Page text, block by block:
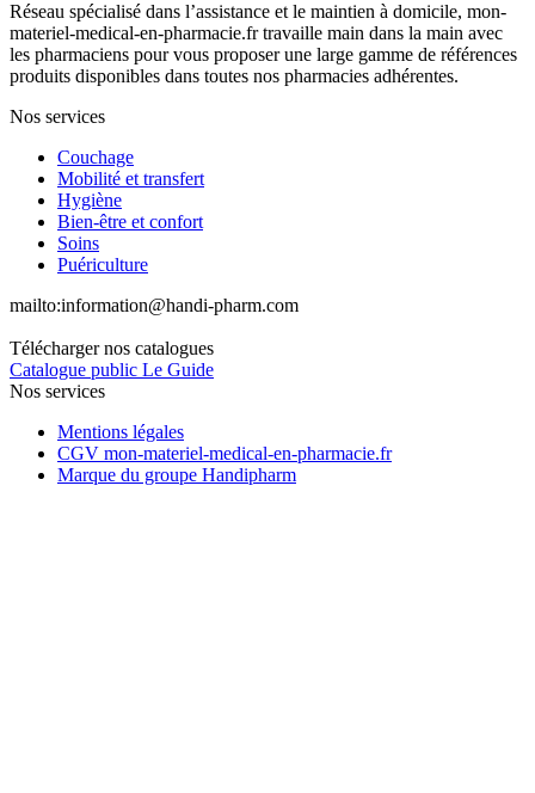
Réseau spécialisé dans l’assistance et le maintien à domicile, mon-
materiel-medical-en-pharmacie.fr travaille main dans la main avec
les pharmaciens pour vous proposer une large gamme de références
produits disponibles dans toutes nos pharmacies adhérentes.
Nos services
Couchage
Mobilité et transfert
Hygiène
Bien-être et confort
Soins
Puériculture
mailto:information@handi-pharm.com
Télécharger nos catalogues
Catalogue public Le Guide
Nos services
Mentions légales
CGV mon-materiel-medical-en-pharmacie.fr
Marque du groupe Handipharm